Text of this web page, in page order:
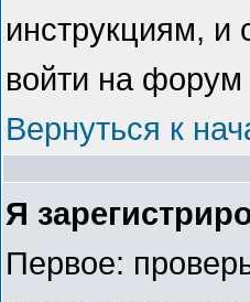
инструкциям, и
войти на форум
Вернуться к
Я
Первое: